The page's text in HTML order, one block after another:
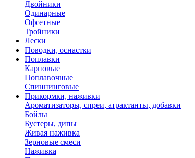
Двойники
Одинарные
Офсетные
Тройники
Лески
Поводки, оснастки
Поплавки
Карповые
Поплавочные
Спиннинговые
Прикормки, наживки
Ароматизаторы, спреи, атрактанты, добавки
Бойлы
Бустеры, дипы
Живая наживка
Зерновые смеси
Наживка